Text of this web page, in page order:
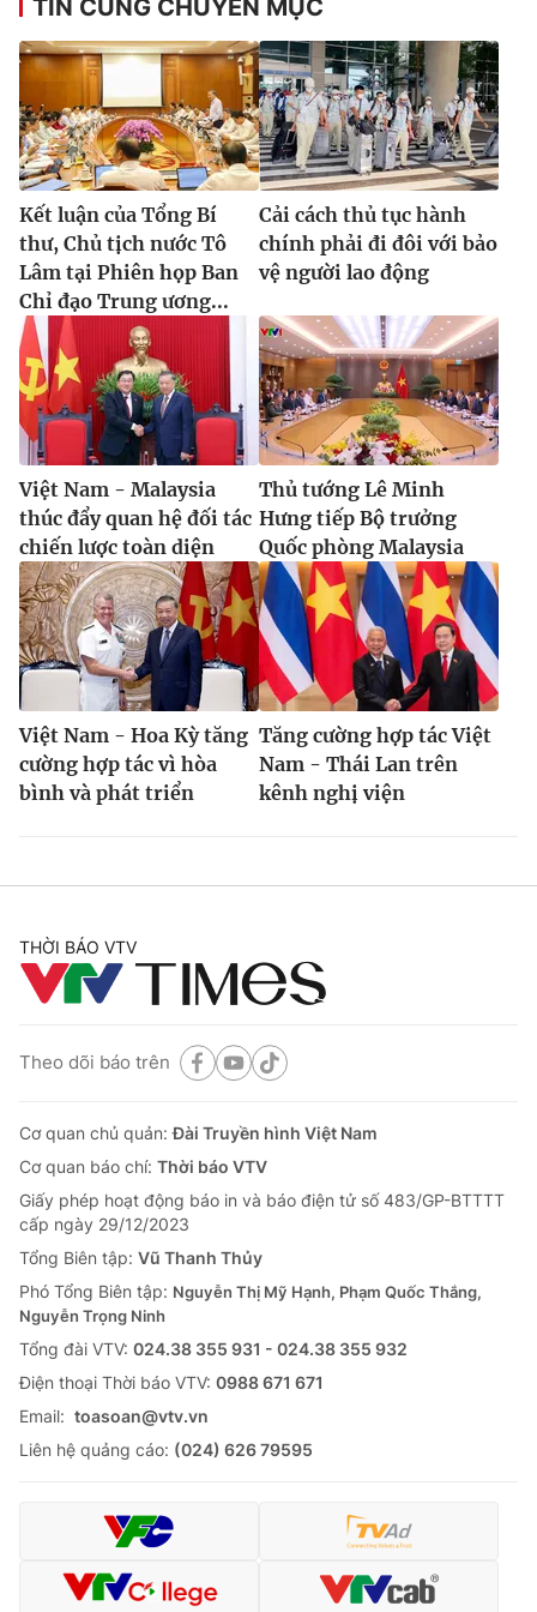
® Cấm sao chép dưới mọi hình thức nếu không có sự chấp
thuận bằng văn bản. Ghi rõ nguồn VTV.vn khi phát hành lại
thông tin từ website này.
TIN CÙNG CHUYÊN MỤC
Kết luận của Tổng Bí
thư, Chủ tịch nước Tô
Lâm tại Phiên họp Ban
Chỉ đạo Trung ương...
Cải cách thủ tục hành
chính phải đi đôi với bảo
vệ người lao động
Việt Nam - Malaysia
thúc đẩy quan hệ đối tác
chiến lược toàn diện
Thủ tướng Lê Minh
Hưng tiếp Bộ trưởng
Quốc phòng Malaysia
Việt Nam - Hoa Kỳ tăng
cường hợp tác vì hòa
bình và phát triển
Tăng cường hợp tác Việt
Nam - Thái Lan trên
kênh nghị viện
THỜI BÁO VTV
Theo dõi báo trên
Cơ quan chủ quản:Đài Truyền hình Việt Nam
Cơ quan báo chí: Thời báo VTV
Giấy phép hoạt động báo in và báo điện tử số 483/GP-BTTTT
cấp ngày 29/12/2023
Tổng Biên tập: Vũ Thanh Thủy
Phó Tổng Biên tập: Nguyễn Thị Mỹ Hạnh, Phạm Quốc Thắng,
Nguyễn Trọng Ninh
Tổng đài VTV: 024.38 355 931 - 024.38 355 932
Ðiện thoại Thời báo VTV: 0988 671 671
Email: toasoan@vtv.vn
Liên hệ quảng cáo: (024) 626 79595